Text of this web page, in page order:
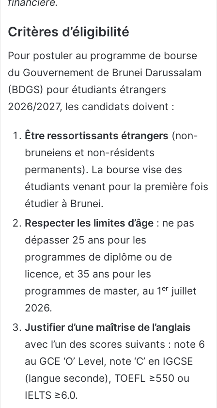
Critères d’éligibilité
Pour postuler au programme de bourse
du Gouvernement de Brunei Darussalam
(BDGS) pour étudiants étrangers
2026/2027, les candidats doivent :
Être ressortissants étrangers (non-
bruneiens et non-résidents
permanents). La bourse vise des
étudiants venant pour la première fois
étudier à Brunei.
Respecter les limites d’âge : ne pas
dépasser 25 ans pour les
programmes de diplôme ou de
licence, et 35 ans pour les
programmes de master, au 1ᵉʳ juillet
2026.
Justifier d’une maîtrise de l’anglais
avec l’un des scores suivants : note 6
au GCE ‘O’ Level, note ‘C’ en IGCSE
(langue seconde), TOEFL ≥550 ou
IELTS ≥6.0.